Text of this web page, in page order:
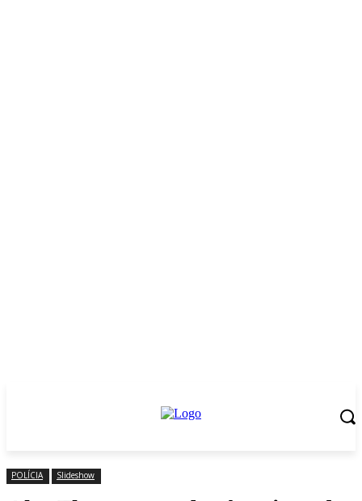
POLÍCIA Slideshow